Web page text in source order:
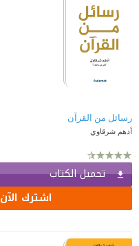
رسائل من القرآن
أدهم شرقاوي
تحميل الكتاب
اشترك الآن